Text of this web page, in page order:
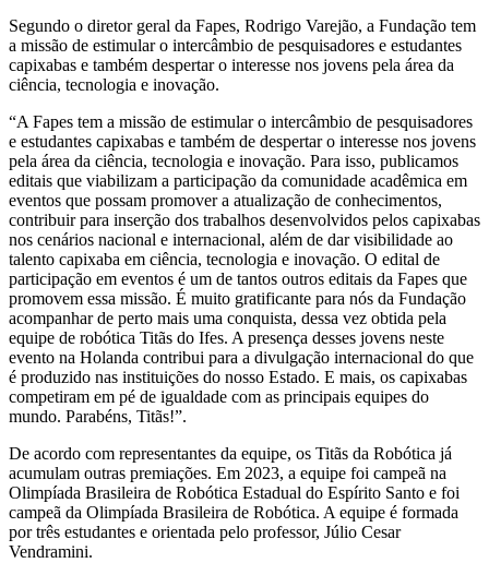
Segundo o diretor geral da Fapes, Rodrigo Varejão, a Fundação tem
a missão de estimular o intercâmbio de pesquisadores e estudantes
capixabas e também despertar o interesse nos jovens pela área da
ciência, tecnologia e inovação.
“A Fapes tem a missão de estimular o intercâmbio de pesquisadores
e estudantes capixabas e também de despertar o interesse nos jovens
pela área da ciência, tecnologia e inovação. Para isso, publicamos
editais que viabilizam a participação da comunidade acadêmica em
eventos que possam promover a atualização de conhecimentos,
contribuir para inserção dos trabalhos desenvolvidos pelos capixabas
nos cenários nacional e internacional, além de dar visibilidade ao
talento capixaba em ciência, tecnologia e inovação. O edital de
participação em eventos é um de tantos outros editais da Fapes que
promovem essa missão. É muito gratificante para nós da Fundação
acompanhar de perto mais uma conquista, dessa vez obtida pela
equipe de robótica Titãs do Ifes. A presença desses jovens neste
evento na Holanda contribui para a divulgação internacional do que
é produzido nas instituições do nosso Estado. E mais, os capixabas
competiram em pé de igualdade com as principais equipes do
mundo. Parabéns, Titãs!”.
De acordo com representantes da equipe, os Titãs da Robótica já
acumulam outras premiações. Em 2023, a equipe foi campeã na
Olimpíada Brasileira de Robótica Estadual do Espírito Santo e foi
campeã da Olimpíada Brasileira de Robótica. A equipe é formada
por três estudantes e orientada pelo professor, Júlio Cesar
Vendramini.